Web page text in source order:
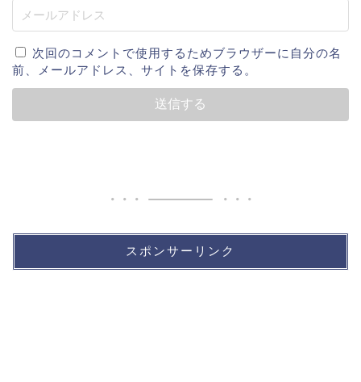
次回のコメントで使用するためブラウザーに自分の名
前、メールアドレス、サイトを保存する。
スポンサーリンク